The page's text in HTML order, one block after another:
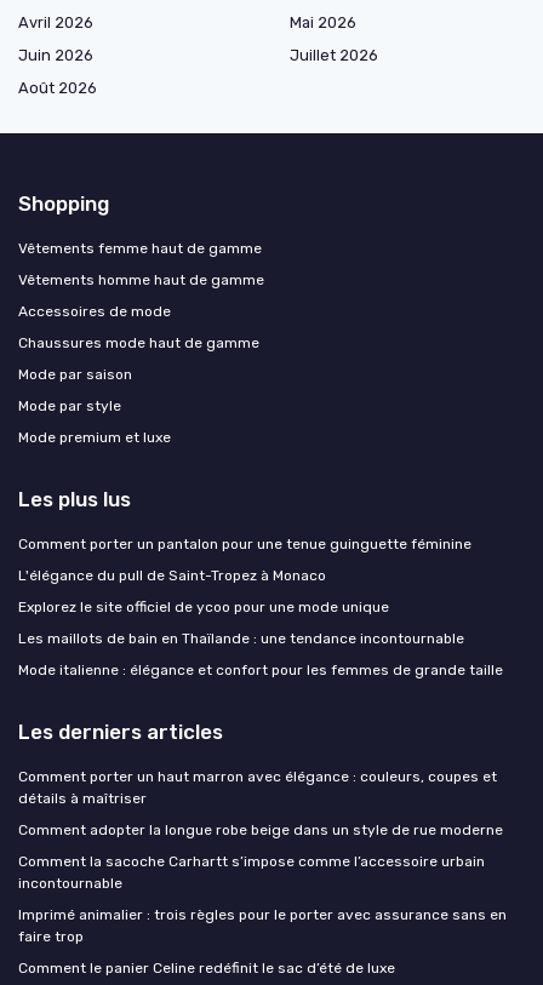
Avril 2026
Mai 2026
Juin 2026
Juillet 2026
Août 2026
Shopping
Vêtements femme haut de gamme
Vêtements homme haut de gamme
Accessoires de mode
Chaussures mode haut de gamme
Mode par saison
Mode par style
Mode premium et luxe
Les plus lus
Comment porter un pantalon pour une tenue guinguette féminine
L'élégance du pull de Saint-Tropez à Monaco
Explorez le site officiel de ycoo pour une mode unique
Les maillots de bain en Thaïlande : une tendance incontournable
Mode italienne : élégance et confort pour les femmes de grande taille
Les derniers articles
Comment porter un haut marron avec élégance : couleurs, coupes et
détails à maîtriser
Comment adopter la longue robe beige dans un style de rue moderne
Comment la sacoche Carhartt s’impose comme l’accessoire urbain
incontournable
Imprimé animalier : trois règles pour le porter avec assurance sans en
faire trop
Comment le panier Celine redéfinit le sac d’été de luxe